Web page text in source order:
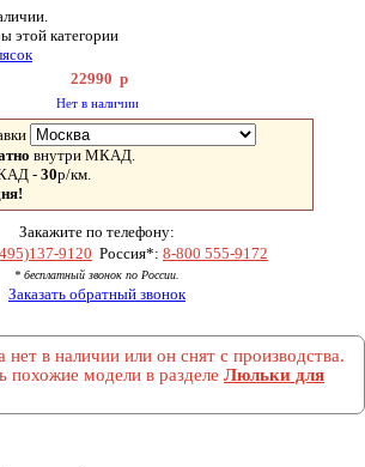
этой категории
22990 р
Нет в наличии
внутри МКАД.
- 30р/км.
Закажите по телефону:
9120 Россия*: 8-800 555-9172
* бесплатный звонок по России.
Заказать обратный звонок
в наличии или он снят с производства.
похожие модели в разделе Люльки для